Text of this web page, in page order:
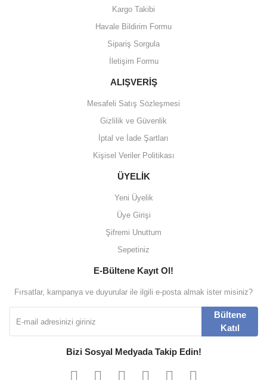
Kargo Takibi
Havale Bildirim Formu
Sipariş Sorgula
İletişim Formu
ALIŞVERİŞ
Mesafeli Satış Sözleşmesi
Gizlilik ve Güvenlik
İptal ve İade Şartları
Kişisel Veriler Politikası
ÜYELİK
Yeni Üyelik
Üye Girişi
Şifremi Unuttum
Sepetiniz
E-Bültene Kayıt Ol!
Fırsatlar, kampanya ve duyurular ile ilgili e-posta almak ister misiniz?
Bültene
Katıl
Bizi Sosyal Medyada Takip Edin!